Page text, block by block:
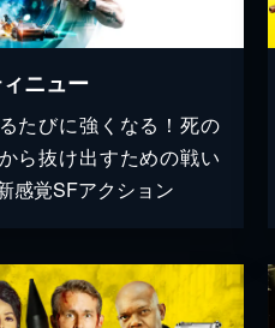
ニュー
たびに強くなる！死の
ら抜け出すための戦い
感覚SFアクション